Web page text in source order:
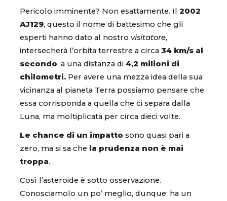
Pericolo imminente? Non esattamente. Il 2002
AJ129, questo il nome di battesimo che gli
esperti hanno dato al nostro visitatore,
intersecherà l’orbita terrestre a circa 34 km/s al
secondo, a una distanza di 4,2 milioni di
chilometri. Per avere una mezza idea della sua
vicinanza al pianeta Terra possiamo pensare che
essa corrisponda a quella che ci separa dalla
Luna, ma moltiplicata per circa dieci volte.
Le chance di un impatto sono quasi pari a
zero, ma si sa che la prudenza non è mai
troppa.
Così l’asteroide è sotto osservazione.
Conosciamolo un po’ meglio, dunque: ha un